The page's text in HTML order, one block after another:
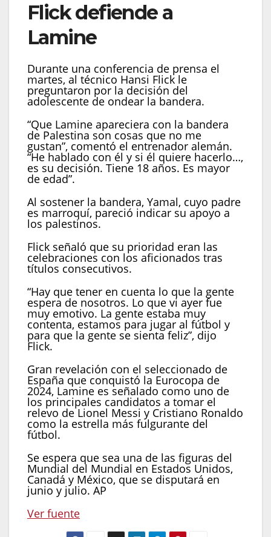
Flick defiende a
Lamine
Durante una conferencia de prensa el
martes, al técnico Hansi Flick le
preguntaron por la decisión del
adolescente de ondear la bandera.
“Que Lamine apareciera con la bandera
de Palestina son cosas que no me
gustan”, comentó el entrenador alemán.
“He hablado con él y si él quiere hacerlo…,
es su decisión. Tiene 18 años. Es mayor
de edad”.
Al sostener la bandera, Yamal, cuyo padre
es marroquí, pareció indicar su apoyo a
los palestinos.
Flick señaló que su prioridad eran las
celebraciones con los aficionados tras
títulos consecutivos.
“Hay que tener en cuenta lo que la gente
espera de nosotros. Lo que vi ayer fue
muy emotivo. La gente estaba muy
contenta, estamos para jugar al fútbol y
para que la gente se sienta feliz”, dijo
Flick.
Gran revelación con el seleccionado de
España que conquistó la Eurocopa de
2024, Lamine es señalado como uno de
los principales candidatos a tomar el
relevo de Lionel Messi y Cristiano Ronaldo
como la estrella más fulgurante del
fútbol.
Se espera que sea una de las figuras del
Mundial del Mundial en Estados Unidos,
Canadá y México, que se disputará en
junio y julio. AP
Ver fuente